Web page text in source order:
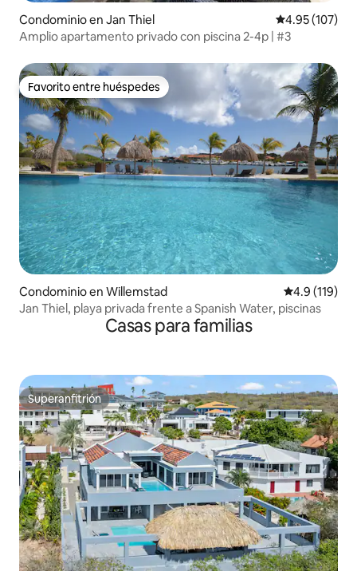
Condominio en Jan Thiel Calificación
4.95 (107)
Amplio apartamento privado con piscina 2-4p | #3
Favorito entre huéspedes
Favorito entre huéspedes
Condominio en Willemstad Calificación
4.9 (119)
Jan Thiel, playa privada frente a Spanish Water, piscinas
Casas para familias
Superanfitrión
Superanfitrión